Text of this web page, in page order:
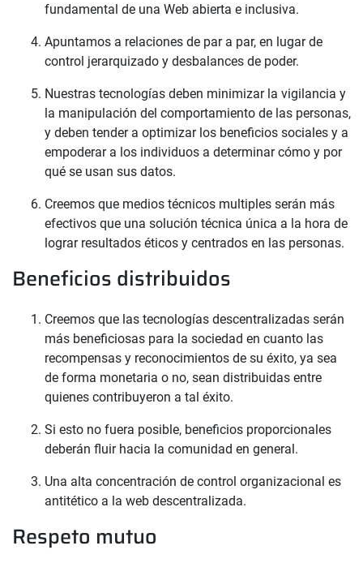
fundamental de una Web abierta e inclusiva.
Apuntamos a relaciones de par a par, en lugar de
control jerarquizado y desbalances de poder.
Nuestras tecnologías deben minimizar la vigilancia y
la manipulación del comportamiento de las personas,
y deben tender a optimizar los beneficios sociales y a
empoderar a los individuos a determinar cómo y por
qué se usan sus datos.
Creemos que medios técnicos multiples serán más
efectivos que una solución técnica única a la hora de
lograr resultados éticos y centrados en las personas.
Beneficios distribuidos
Creemos que las tecnologías descentralizadas serán
más beneficiosas para la sociedad en cuanto las
recompensas y reconocimientos de su éxito, ya sea
de forma monetaria o no, sean distribuidas entre
quienes contribuyeron a tal éxito.
Si esto no fuera posible, beneficios proporcionales
deberán fluir hacia la comunidad en general.
Una alta concentración de control organizacional es
antitético a la web descentralizada.
Respeto mutuo